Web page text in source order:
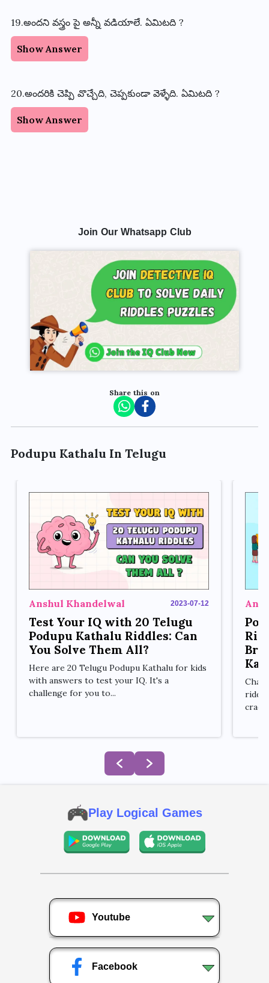
19.అందని వస్త్రం పై అన్నీ వడియాలే. ఏమిటది ?
Show Answer
20.అందరికి చెప్పి వొచ్చేది, చెప్పకుండా వెళ్ళేది. ఏమిటది ?
Show Answer
Join Our Whatsapp Club
Share this on
Podupu Kathalu In Telugu
Anshul Khandelwal 2023-07-12
Test Your IQ with 20 Telugu
Podupu Kathalu Riddles: Can
You Solve Them All?
Here are 20 Telugu Podupu Kathalu for kids
with answers to test your IQ. It's a
challenge for you to...
crack
Play Logical Games
Youtube
Facebook